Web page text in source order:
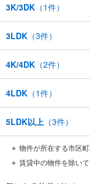
3K/3DK （1件）
3LDK （3件）
4K/4DK （2件）
4LDK （1件）
5LDK以上 （3件）
物件が所在する市区
賃貸中の物件を除いて